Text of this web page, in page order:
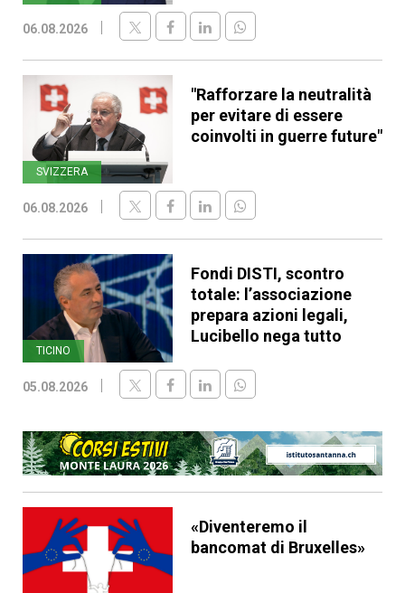
06.08.2026
SVIZZERA
"Rafforzare la neutralità
per evitare di essere
coinvolti in guerre future"
06.08.2026
TICINO
Fondi DISTI, scontro
totale: l’associazione
prepara azioni legali,
Lucibello nega tutto
05.08.2026
«Diventeremo il
bancomat di Bruxelles»